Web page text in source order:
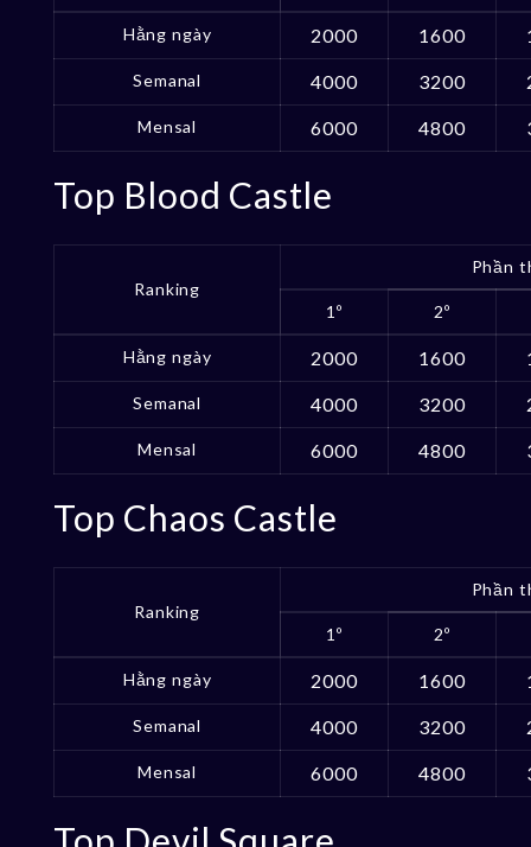
Hằng ngày 2000 1600
Semanal 4000 3200
Mensal 6000 4800
Top Blood Castle
Ranking
Phần
1º 2º
Hằng ngày 2000 1600
Semanal 4000 3200
Mensal 6000 4800
Top Chaos Castle
Ranking
Phần
1º 2º
Hằng ngày 2000 1600
Semanal 4000 3200
Mensal 6000 4800